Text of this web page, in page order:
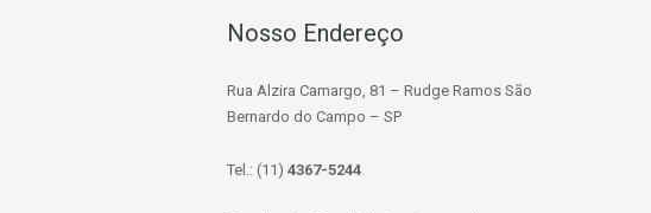
Nosso Endereço
Rua Alzira Camargo, 81 – Rudge Ramos São
Bernardo do Campo – SP
Tel.: (11) 4367-5244